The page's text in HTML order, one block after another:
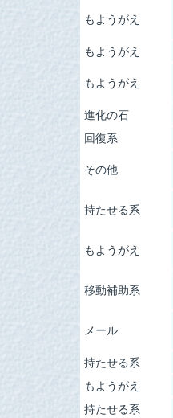
もようがえ
もようがえ
もようがえ
進化の石
回復系
その他
持たせる系
もようがえ
移動補助系
メール
持たせる系
もようがえ
持たせる系